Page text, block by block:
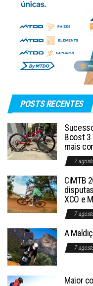
POSTS RECENTES
Boost 3
mais
7
CiMTB
XCO e
7
A
7
Maior